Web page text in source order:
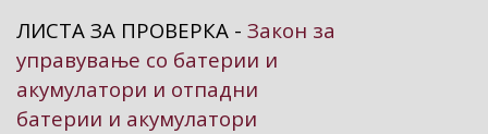
ЛИСТА ЗА ПРОВЕРКА - Закон за
управување со батерии и
акумулатори и отпадни
батерии и акумулатори